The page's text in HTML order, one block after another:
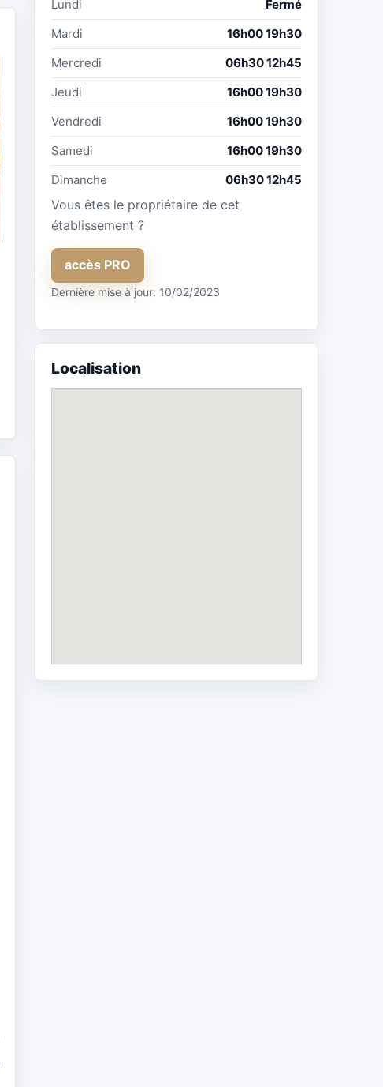
Lundi
Fermé
Mardi
16h00 19h30
Mercredi
06h30 12h45
Jeudi
16h00 19h30
Vendredi
16h00 19h30
Samedi
16h00 19h30
Dimanche
06h30 12h45
Vous êtes le propriétaire de cet
établissement ?
accès PRO
Dernière mise à jour: 10/02/2023
Localisation